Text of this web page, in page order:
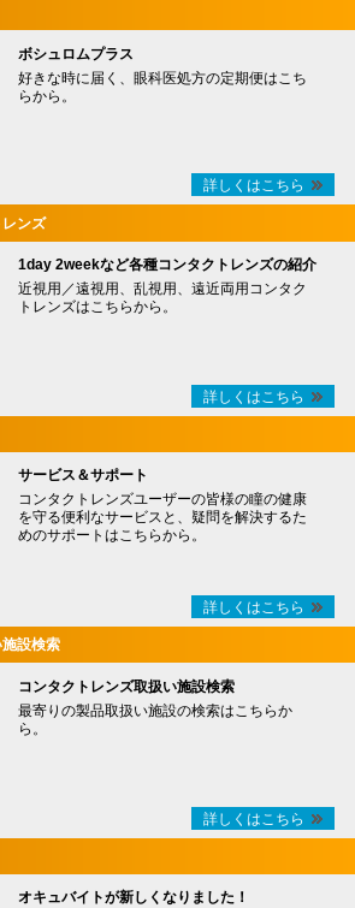
ボシュロムプラス
好きな時に届く、眼科医処方の定期便はこち
らから。
詳しくはこちら
ンズ
1day 2weekなど各種コンタクトレンズの紹介
近視用／遠視用、乱視用、遠近両用コンタク
トレンズはこちらから。
詳しくはこちら
サービス＆サポート
コンタクトレンズユーザーの皆様の瞳の健康
を守る便利なサービスと、疑問を解決するた
めのサポートはこちらから。
詳しくはこちら
設検索
コンタクトレンズ取扱い施設検索
最寄りの製品取扱い施設の検索はこちらか
ら。
詳しくはこちら
オキュバイトが新しくなりました！